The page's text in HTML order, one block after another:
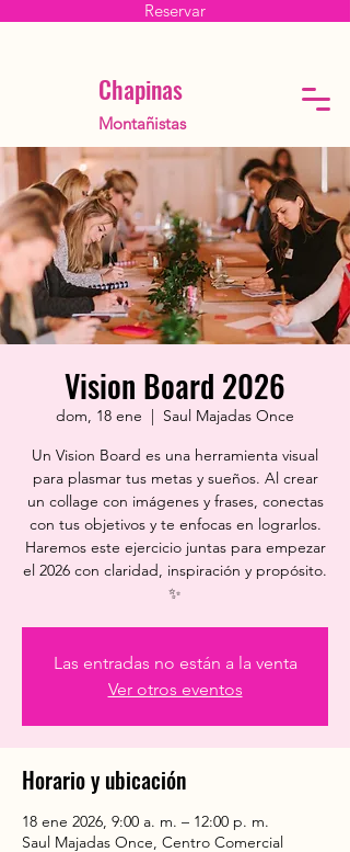
Reservar
Chapinas
Montañistas
Vision Board 2026
dom, 18 ene
  |
Saul Majadas Once
Un Vision Board es una herramienta visual
para plasmar tus metas y sueños. Al crear
un collage con imágenes y frases, conectas
con tus objetivos y te enfocas en lograrlos.
Haremos este ejercicio juntas para empezar
el 2026 con claridad, inspiración y propósito.
✨
Las entradas no están a la venta
Ver otros eventos
Horario y ubicación
18 ene 2026, 9:00 a. m. – 12:00 p. m.
Saul Majadas Once, Centro Comercial